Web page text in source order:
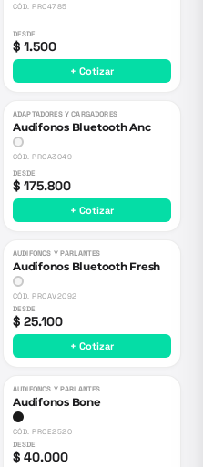
CÓD.PRO4785
DESDE
$ 1.500
+ Cotizar
ADAPTADORES Y CARGADORES
Audifonos Bluetooth Anc
CÓD.PROA3049
DESDE
$ 175.800
+ Cotizar
AUDIFONOS Y PARLANTES
Audifonos Bluetooth Fresh
CÓD.PROAV2092
DESDE
$ 25.100
+ Cotizar
AUDIFONOS Y PARLANTES
Audifonos Bone
CÓD.PROE2520
DESDE
$ 40.000